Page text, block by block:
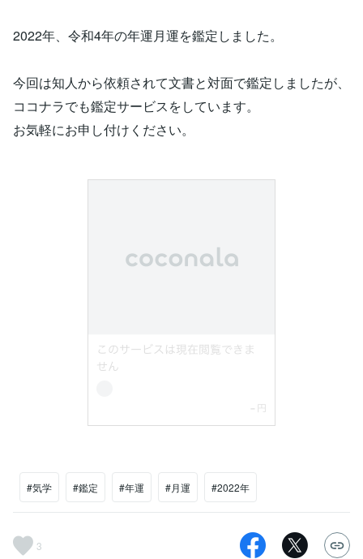
2022年、令和4年の年運月運を鑑定しました。
今回は知人から依頼されて文書と対面で鑑定しましたが、
ココナラでも鑑定サービスをしています。
お気軽にお申し付けください。
#気学 #鑑定 #年運 #月運 #2022年
3